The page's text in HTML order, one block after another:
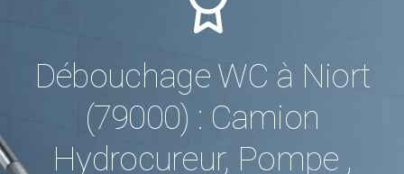
Débouchage WC à Niort
(79000) : Camion
Hydrocureur, Pompe ,